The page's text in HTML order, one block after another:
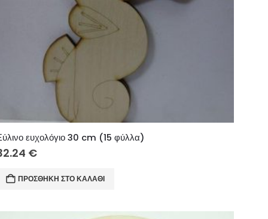
ευχολόγιο 30 cm (15 φύλλα)
€
ΠΡΟΣΘΉΚΗ ΣΤΟ ΚΑΛΆΘΙ